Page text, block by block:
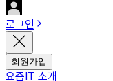
로그인
회원가입
요즘IT 소개